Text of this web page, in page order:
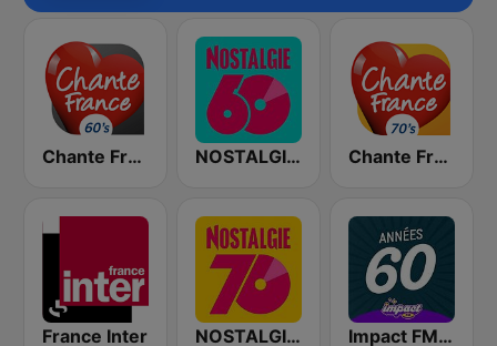
Chante France 60's NOSTALGIE 60 Chante France 70's
France Inter NOSTALGIE 70 Impact FM - Années 60